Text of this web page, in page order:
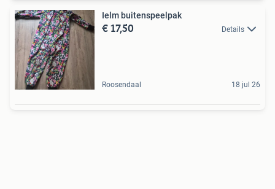
Ielm buitenspeelpak
€ 17,50 Details
Roosendaal 18 jul 26